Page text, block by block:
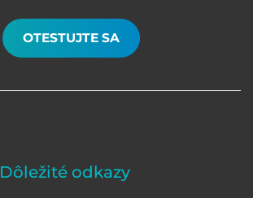
OTESTUJTE SA
Dôležité odkazy